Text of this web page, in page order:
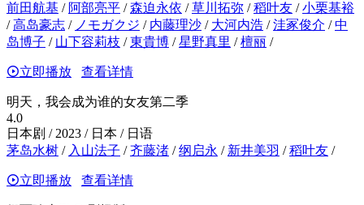
前田航基 / 阿部亮平 /森迫永依 /草川拓弥 /稻叶友 /小栗基裕
/高岛豪志 / ノモガクジ / 内藤理沙 / 大河内浩 /洼冢俊介 /中
岛博子 / 山下容莉枝 /東貴博 /星野真里 /檀丽 /
立即播放 查看详情
明天，我会成为谁的女友第二季
4.0
日本剧 / 2023 / 日本 / 日语
茅岛水树 / 入山法子 /齐藤渚 /纲启永 / 新井美羽 /稻叶友 /
立即播放 查看详情